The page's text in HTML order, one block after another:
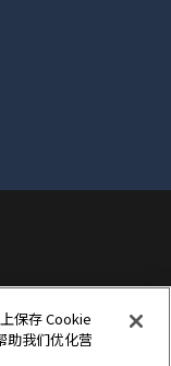
保存 Cookie
助我们优化营